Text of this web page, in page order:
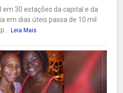
em 30 estações da capital e da
em dias úteis passa de 10 mil
Leia Mais